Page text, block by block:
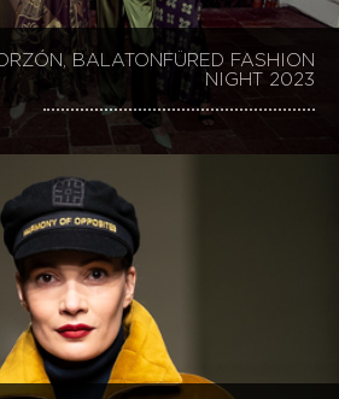
BALATONFÜRED FASHION
NIGHT 2023
BALATONFÜRED FASHION NIGHT
BALATONFÜRED FASHION NIGHT
SZÉCHENYI 2020